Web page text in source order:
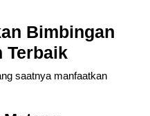
Bimbingan
Terbaik
saatnya manfaatkan